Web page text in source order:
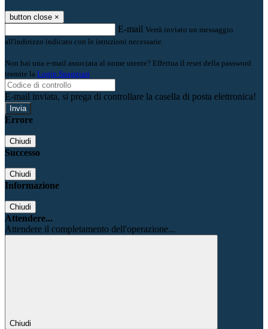
button close ×
E-mail Verrà inviato un messaggio
all'indirizzo indicato con le istruzioni necessarie.
Non hai una e-mail associata al nome utente? Effettua il reset della password
tramite la Login Spaggiari
E-mail inviata, si prega di controllare la casella di posta elettronica!
Errore
Chiudi
Successo
Chiudi
Informazione
Chiudi
Attendere...
Attendere il completamento dell'operazione...
Chiudi